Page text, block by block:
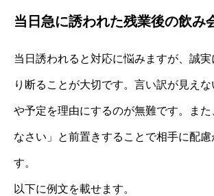
当日急に誘われた残業後の飲み
当日誘われると対応に悩みますが、誠
り断ることが大切です。言い訳が見え
や予定を理由にするのが無難です。ま
なさい」と前置きすることで相手に配慮
す。
以下に例文を載せます。